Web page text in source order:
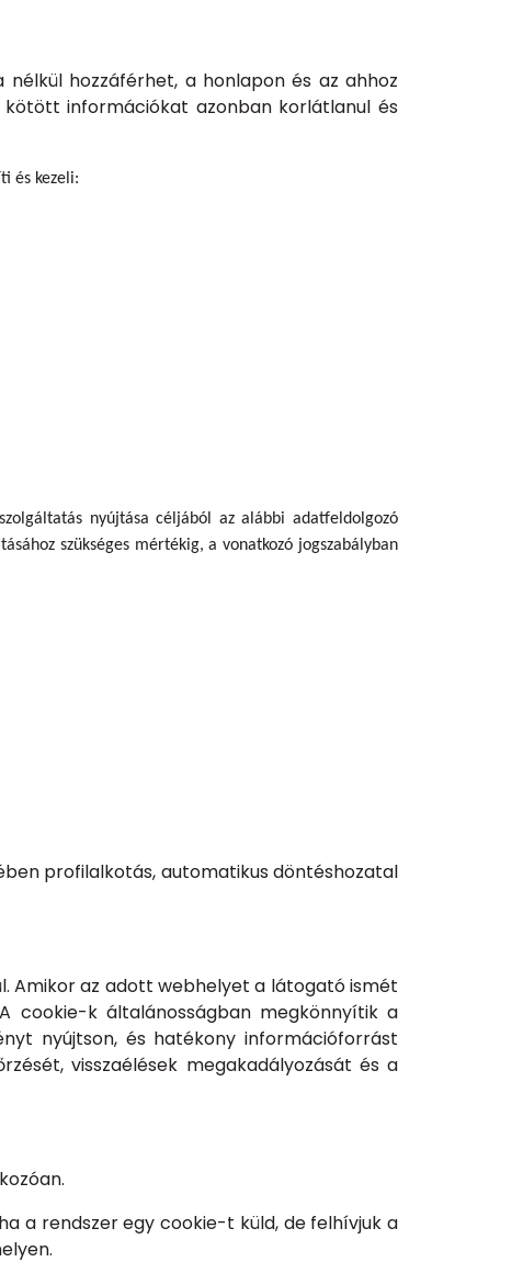
hozzáférhet, a honlapon és az ahhoz
információkat azonban korlátlanul és
és kezeli:
nyújtása céljából az alábbi adatfeldolgozó
szükséges mértékig, a vonatkozó jogszabályban
profilalkotás, automatikus döntéshozatal
Amikor az adott webhelyet a látogató ismét
cookie-k általánosságban megkönnyítik a
nyújtson, és hatékony információforrást
visszaélések megakadályozását és a
a rendszer egy cookie-t küld, de felhívjuk a